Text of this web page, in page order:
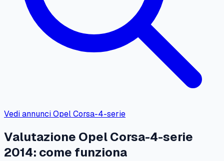
Vedi annunciOpelCorsa-4-serie
Valutazione OpelCorsa-4-serie
2014: come funziona